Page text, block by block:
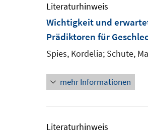
Literaturhinweis
Wichtigkeit und
Prädiktoren für
Spies, Kordelia; Schute,
mehr Informationen
Literaturhinweis